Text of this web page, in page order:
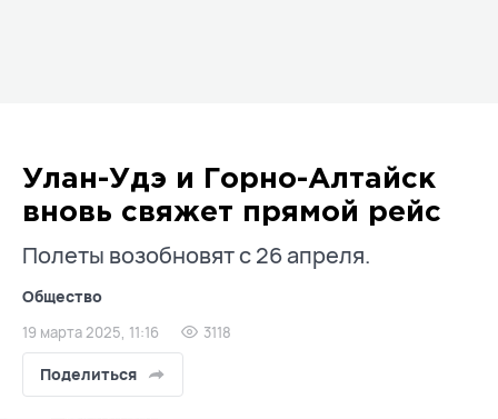
Улан-Удэ и Горно-Алтайск
вновь свяжет прямой рейс
Полеты возобновят с 26 апреля.
Общество
19 марта 2025, 11:16 3118
Поделиться